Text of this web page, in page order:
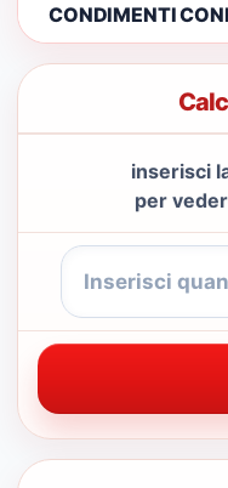
CONDIMENTI
inserisci
per